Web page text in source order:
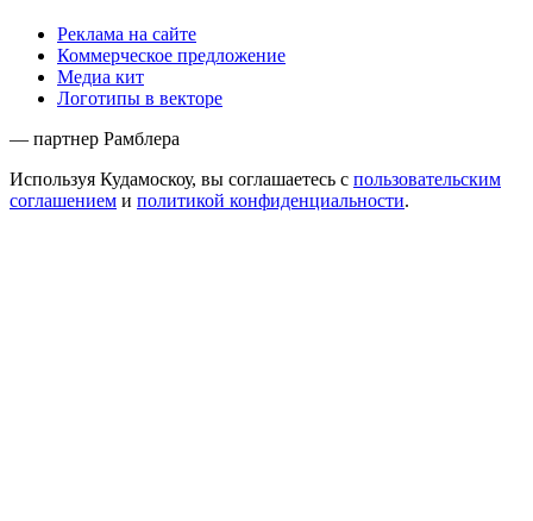
Реклама на сайте
Коммерческое предложение
Медиа кит
Логотипы в векторе
— партнер Рамблера
Используя Кудамоскоу, вы соглашаетесь с пользовательским
соглашением и политикой конфиденциальности.